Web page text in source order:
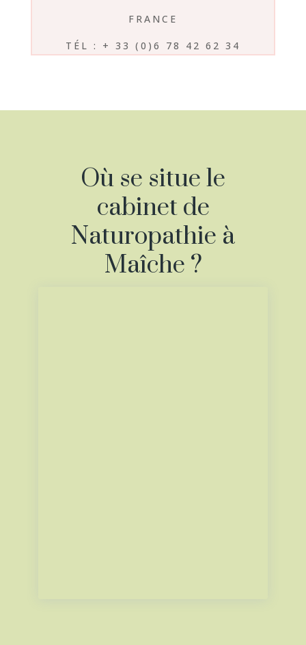
FRANCE
TÉL : + 33 (0)6 78 42 62 34
Où se situe le
cabinet de
Naturopathie à
Maîche ?